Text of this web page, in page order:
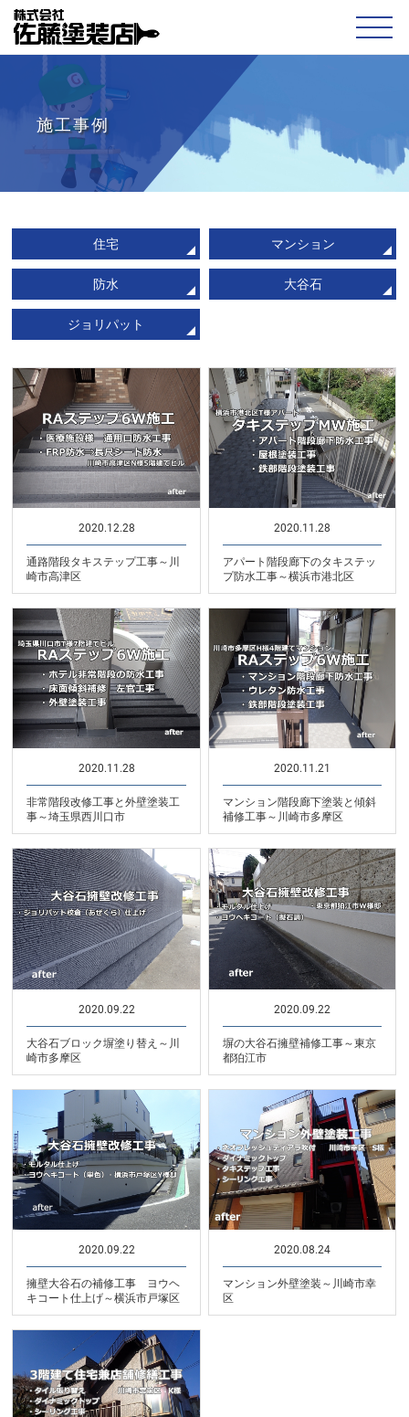
施工事例
住宅 マンション
防水 大谷石
ジョリパット
2020.12.28
通路階段タキステップ工事～川
崎市高津区
2020.11.28
アパート階段廊下のタキステッ
プ防水工事～横浜市港北区
2020.11.28
非常階段改修工事と外壁塗装工
事～埼玉県西川口市
2020.11.21
マンション階段廊下塗装と傾斜
補修工事～川崎市多摩区
2020.09.22
大谷石ブロック塀塗り替え～川
崎市多摩区
2020.09.22
塀の大谷石擁壁補修工事～東京
都狛江市
2020.09.22
擁壁大谷石の補修工事 ヨウヘ
キコート仕上げ～横浜市戸塚区
2020.08.24
マンション外壁塗装～川崎市幸
区